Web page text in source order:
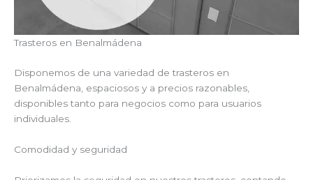
Trasteros en Benalmádena
Disponemos de una variedad de trasteros en
Benalmádena, espaciosos y a precios razonables,
disponibles tanto para negocios como para usuarios
individuales.
Comodidad y seguridad